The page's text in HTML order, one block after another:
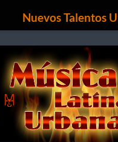
Nuevos Talentos